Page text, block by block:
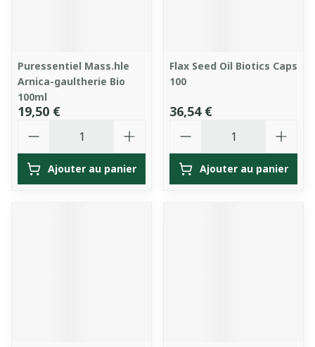
Puressentiel Mass.hle
Arnica-gaultherie Bio
100ml
19,50 €
Ajouter au panier
Flax Seed Oil Biotics Caps
100
36,54 €
Ajouter au panier